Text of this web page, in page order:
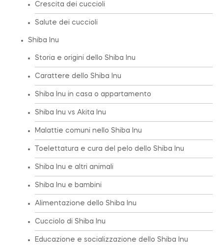
Crescita dei cuccioli
Salute dei cuccioli
Shiba Inu
Storia e origini dello Shiba Inu
Carattere dello Shiba Inu
Shiba Inu in casa o appartamento
Shiba Inu vs Akita Inu
Malattie comuni nello Shiba Inu
Toelettatura e cura del pelo dello Shiba Inu
Shiba Inu e altri animali
Shiba Inu e bambini
Alimentazione dello Shiba Inu
Cucciolo di Shiba Inu
Educazione e socializzazione dello Shiba Inu